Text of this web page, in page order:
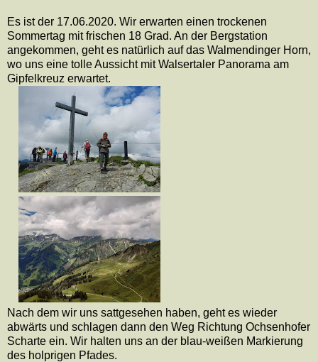
Es ist der 17.06.2020. Wir erwarten einen trockenen
Sommertag mit frischen 18 Grad. An der Bergstation
angekommen, geht es natürlich auf das Walmendinger Horn,
wo uns eine tolle Aussicht mit Walsertaler Panorama am
Gipfelkreuz erwartet.
Nach dem wir uns sattgesehen haben, geht es wieder
abwärts und schlagen dann den Weg Richtung Ochsenhofer
Scharte ein. Wir halten uns an der blau-weißen Markierung
des holprigen Pfades.